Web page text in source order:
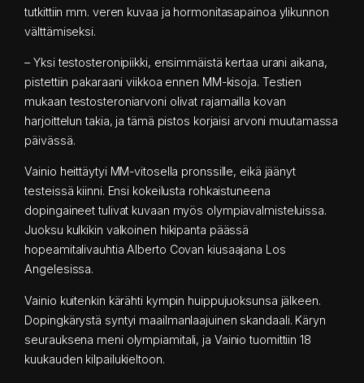
tutkittiin mm. veren kuvaa ja hormonitasapainoa ylikunnon
välttämiseksi.
– Yksi testosteronipiikki, ensimmäistä kertaa urani aikana,
pistettiin pakaraani viikkoa ennen MM-kisoja. Testien
mukaan testosteroniarvoni olivat rajamailla kovan
harjoittelun takia, ja tämä pistos korjaisi arvoni muutamassa
päivässä.
Vainio heittäytyi MM-vitosella pronssille, eikä jäänyt
testeissä kiinni. Ensi kokeilusta rohkaistuneena
dopingaineet tulivat kuvaan myös olympiavalmisteluissa.
Juoksu kulkikin valkoinen hikipanta päässä
hopeamitalivauhtia Alberto Covan kiusaajana Los
Angelesissa.
Vainio kuitenkin kärähti kympin huippujuoksunsa jälkeen.
Dopingkärystä syntyi maailmanlaajuinen skandaali. Käryn
seurauksena meni olympiamitali, ja Vainio tuomittiin 18
kuukauden kilpailukieltoon.